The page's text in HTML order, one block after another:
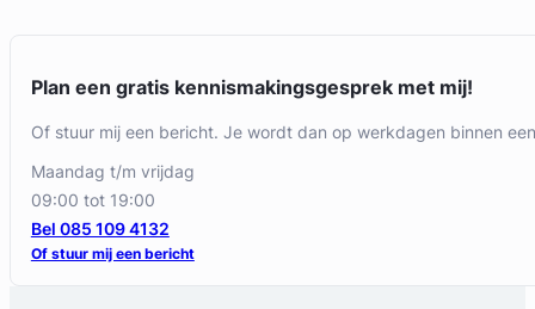
Plan een gratis kennismakingsgesprek met mij!
Of stuur mij een bericht. Je wordt dan op werkdagen binnen
maandag t/m vrijdag
09:00 tot 19:00
Bel 085 109 4132
Of stuur mij een bericht